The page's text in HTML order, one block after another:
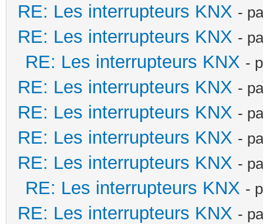
RE: Les interrupteurs KNX -
RE: Les interrupteurs KNX -
RE: Les interrupteurs KNX -
RE: Les interrupteurs KNX -
RE: Les interrupteurs KNX -
RE: Les interrupteurs KNX -
RE: Les interrupteurs KNX -
RE: Les interrupteurs KNX -
RE: Les interrupteurs KNX -